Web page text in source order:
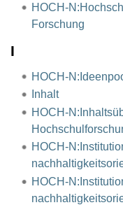
HOCH-
Forschung
I
HOCH-
Inhalt
HOCH-
HOCH-
HOCH-